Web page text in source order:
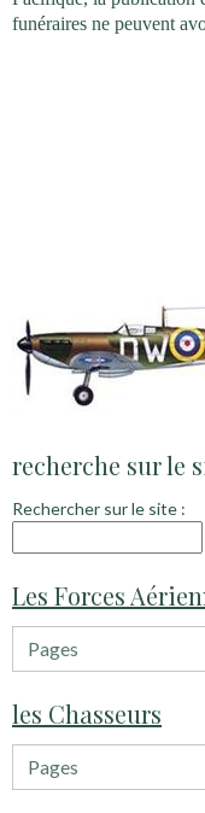
funéraires ne peuvent
recherche sur le
Rechercher sur le site :
Les Forces
les Chasseurs